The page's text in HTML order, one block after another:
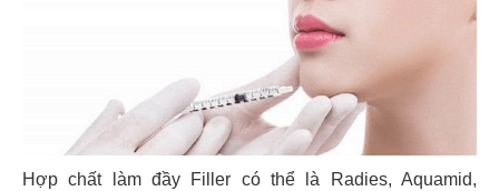
Hợp chất làm đầy Filler có thể là Radies, Aquamid,